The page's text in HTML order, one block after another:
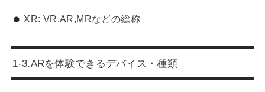
XR: VR,AR,MRなどの総称
1-3.ARを体験できるデバイス・種類